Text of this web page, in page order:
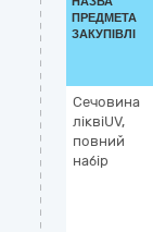
ПРЕДМЕТА
ЗАКУПІВЛІ
Сечовина
ліквіUV,
повний
набір